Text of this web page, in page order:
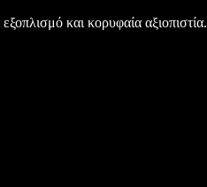
και κορυφαία αξιοπιστία.